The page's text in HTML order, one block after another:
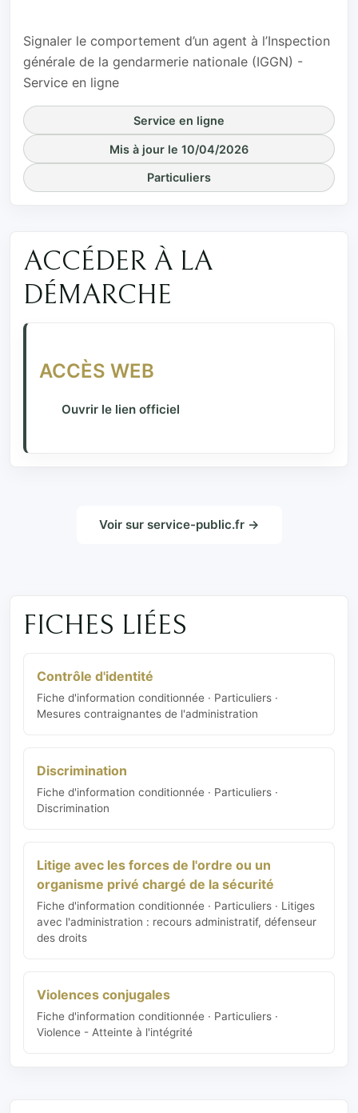
Signaler le comportement d’un agent à l’Inspection
générale de la gendarmerie nationale (IGGN) -
Service en ligne
Service en ligne
Mis à jour le 10/04/2026
Particuliers
ACCÉDER À LA
DÉMARCHE
ACCÈS WEB
Ouvrir le lien officiel
Voir sur service-public.fr →
FICHES LIÉES
Contrôle d'identité
Fiche d'information conditionnée · Particuliers ·
Mesures contraignantes de l'administration
Discrimination
Fiche d'information conditionnée · Particuliers ·
Discrimination
Litige avec les forces de l'ordre ou un
organisme privé chargé de la sécurité
Fiche d'information conditionnée · Particuliers · Litiges
avec l'administration : recours administratif, défenseur
des droits
Violences conjugales
Fiche d'information conditionnée · Particuliers ·
Violence - Atteinte à l'intégrité